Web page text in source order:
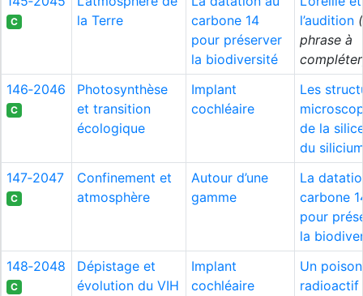
C
la Terre
carbone 14
pour préserver
la biodiversité
l’audition
phrase à
146‑2046
C
Photosynthèse
et transition
écologique
Implant
cochléaire
Les
de la
du
147‑2047
C
Confinement et
atmosphère
Autour d’une
gamme
La
carbone
pour
la
148‑2048
C
Dépistage et
évolution du VIH
Implant
cochléaire
Un poison
radioactif